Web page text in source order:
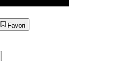
Favori